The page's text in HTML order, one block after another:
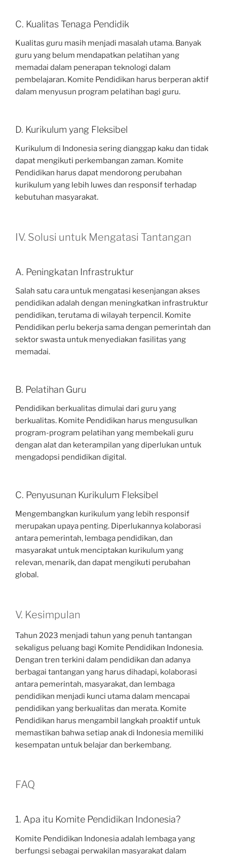
C. Kualitas Tenaga Pendidik
Kualitas guru masih menjadi masalah utama. Banyak
guru yang belum mendapatkan pelatihan yang
memadai dalam penerapan teknologi dalam
pembelajaran. Komite Pendidikan harus berperan aktif
dalam menyusun program pelatihan bagi guru.
D. Kurikulum yang Fleksibel
Kurikulum di Indonesia sering dianggap kaku dan tidak
dapat mengikuti perkembangan zaman. Komite
Pendidikan harus dapat mendorong perubahan
kurikulum yang lebih luwes dan responsif terhadap
kebutuhan masyarakat.
IV. Solusi untuk Mengatasi Tantangan
A. Peningkatan Infrastruktur
Salah satu cara untuk mengatasi kesenjangan akses
pendidikan adalah dengan meningkatkan infrastruktur
pendidikan, terutama di wilayah terpencil. Komite
Pendidikan perlu bekerja sama dengan pemerintah dan
sektor swasta untuk menyediakan fasilitas yang
memadai.
B. Pelatihan Guru
Pendidikan berkualitas dimulai dari guru yang
berkualitas. Komite Pendidikan harus mengusulkan
program-program pelatihan yang membekali guru
dengan alat dan keterampilan yang diperlukan untuk
mengadopsi pendidikan digital.
C. Penyusunan Kurikulum Fleksibel
Mengembangkan kurikulum yang lebih responsif
merupakan upaya penting. Diperlukannya kolaborasi
antara pemerintah, lembaga pendidikan, dan
masyarakat untuk menciptakan kurikulum yang
relevan, menarik, dan dapat mengikuti perubahan
global.
V. Kesimpulan
Tahun 2023 menjadi tahun yang penuh tantangan
sekaligus peluang bagi Komite Pendidikan Indonesia.
Dengan tren terkini dalam pendidikan dan adanya
berbagai tantangan yang harus dihadapi, kolaborasi
antara pemerintah, masyarakat, dan lembaga
pendidikan menjadi kunci utama dalam mencapai
pendidikan yang berkualitas dan merata. Komite
Pendidikan harus mengambil langkah proaktif untuk
memastikan bahwa setiap anak di Indonesia memiliki
kesempatan untuk belajar dan berkembang.
FAQ
1. Apa itu Komite Pendidikan Indonesia?
Komite Pendidikan Indonesia adalah lembaga yang
berfungsi sebagai perwakilan masyarakat dalam